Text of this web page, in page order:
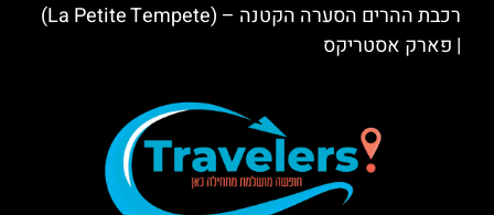
רכבת ההרים הסערה הקטנה – (La Petite Tempete)
| פארק אסטריקס